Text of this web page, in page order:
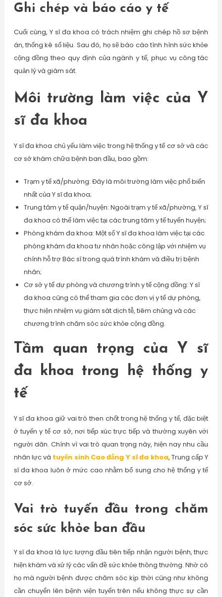
Ghi chép và báo cáo y tế
Cuối cùng, Y sĩ đa khoa có trách nhiệm ghi chép hồ sơ bệnh
án, thống kê số liệu. Sau đó, họ sẽ báo cáo tình hình sức khỏe
cộng đồng theo quy định của ngành y tế, phục vụ công tác
quản lý và giám sát.
Môi trường làm việc của Y
sĩ đa khoa
Y sĩ đa khoa chủ yếu làm việc trong hệ thống y tế cơ sở và các
cơ sở khám chữa bệnh ban đầu, bao gồm:
Trạm y tế xã/phường: Đây là môi trường làm việc phổ biến
nhất của Y sĩ đa khoa;
Trung tâm y tế quận/huyện: Ngoài trạm y tế xã/phường, Y sĩ
đa khoa có thể làm việc tại các trung tâm y tế tuyến huyện;
Phòng khám đa khoa: Một số Y sĩ đa khoa làm việc tại các
phòng khám đa khoa tư nhân hoặc công lập với nhiệm vụ
chính hỗ trợ Bác sĩ trong quá trình khám và điều trị bệnh
nhân;
Cơ sở y tế dự phòng và chương trình y tế cộng đồng: Y sĩ
đa khoa cũng có thể tham gia các đơn vị y tế dự phòng,
thực hiện nhiệm vụ giám sát dịch tễ, tiêm chủng và các
chương trình chăm sóc sức khỏe cộng đồng.
Tầm quan trọng của Y sĩ
đa khoa trong hệ thống y
tế
Y sĩ đa khoa giữ vai trò then chốt trong hệ thống y tế, đặc biệt
ở tuyến y tế cơ sở, nơi tiếp xúc trực tiếp và thường xuyên với
người dân. Chính vì vai trò quan trọng này, hiện nay nhu cầu
nhân lực và tuyển sinh Cao đẳng Y sĩ đa khoa, Trung cấp Y
sĩ đa khoa luôn ở mức cao nhằm bổ sung cho hệ thống y tế
cơ sở.
Vai trò tuyến đầu trong chăm
sóc sức khỏe ban đầu
Y sĩ đa khoa là lực lượng đầu tiên tiếp nhận người bệnh, thực
hiện khám và xử lý các vấn đề sức khỏe thông thường. Nhờ có
họ mà người bệnh được chăm sóc kịp thời cũng như không
cần chuyển lên bệnh viện tuyến trên nếu không thực sự cần